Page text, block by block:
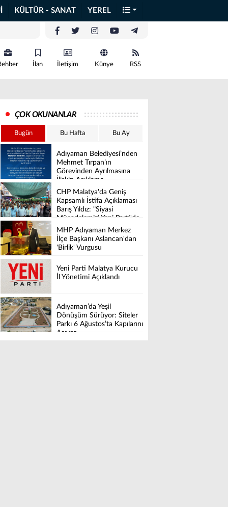
KÜLTÜR - SANAT YEREL
İlan İletişim Künye RSS
ÇOK OKUNANLAR
Bugün Bu Hafta Bu Ay
Adıyaman Belediyesi’nden
Mehmet Tırpan’ın
Görevinden Ayrılmasına
İlişkin Açıklama
CHP Malatya'da Geniş
Kapsamlı İstifa Açıklaması
Barış Yıldız: "Siyasi
Mücadelemizi Yeni Parti'de
Sürdüreceğiz"
MHP Adıyaman Merkez
İlçe Başkanı Aslancan'dan
'Birlik' Vurgusu
Yeni Parti Malatya Kurucu
İl Yönetimi Açıklandı
Adıyaman’da Yeşil
Dönüşüm Sürüyor: Siteler
Parkı 6 Ağustos’ta Kapılarını
Açıyor